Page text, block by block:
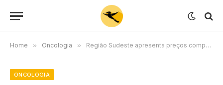
Home » Oncologia » Região Sudeste apresenta preços competitivos de combustíveis em junho, aponta análise do IPTL
ONCOLOGIA